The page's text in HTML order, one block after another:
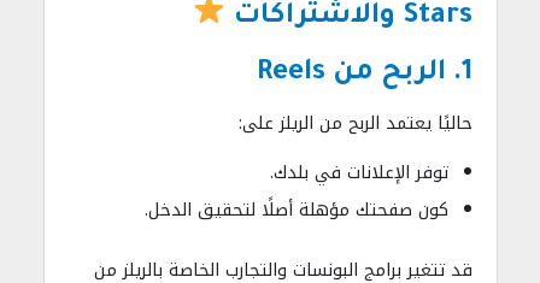
Stars والاشتراكات
1. الربح من Reels
حاليًا يعتمد الربح من الريلز على:
توفر الإعلانات في بلدك.
كون صفحتك مؤهلة أصلًا لتحقيق الدخل.
قد تتغير برامج البونسات والتجارب الخاصة بالريلز من